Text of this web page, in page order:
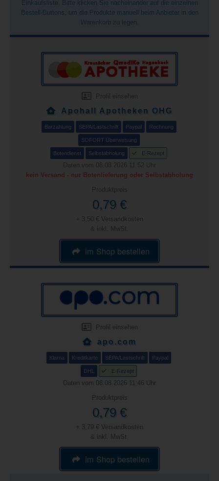
Einkaufsliste. Bitte klicken Sie nacheinander auf die einzelnen
Bestell-Buttons, um die Produkte manuell beim Anbieter in den
Warenkorb zu legen.
Profil einsehen
Apohall Apotheken OHG
Barzahlung SEPA/Lastschrift Paypal Rechnung
SOFORT Überweisung
Botendienst Selbstabholung E-Rezept
Daten vom 08.08.2026 11:52 Uhr
kein Versand - nur Botenlieferung oder Selbstabholung
Produktpreis
0,79 €
+ 3,50 € Versandkosten
& inkl. MwSt.
im Shop bestellen
Profil einsehen
apo.com
Klarna Kreditkarte SEPA/Lastschrift Paypal
DHL E-Rezept
Daten vom 08.08.2026 11:46 Uhr
Produktpreis
0,79 €
+ 3,79 € Versandkosten
& inkl. MwSt.
im Shop bestellen